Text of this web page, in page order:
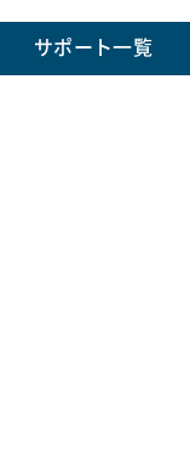
サポート一覧